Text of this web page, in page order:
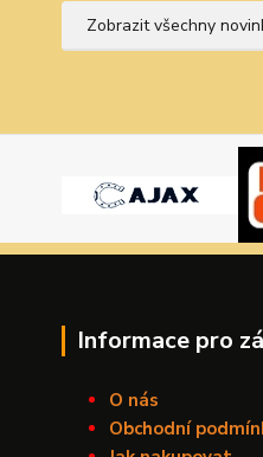
Zobrazit všechny
Informace pro
O nás
Obchodní